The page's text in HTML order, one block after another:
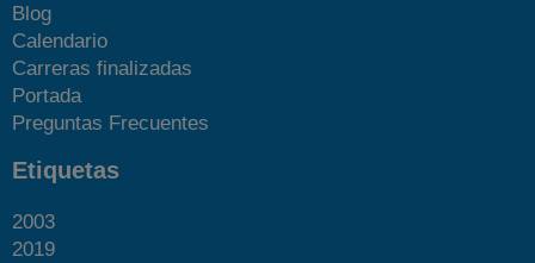
Blog
Calendario
Carreras finalizadas
Portada
Preguntas Frecuentes
Etiquetas
2003
2019